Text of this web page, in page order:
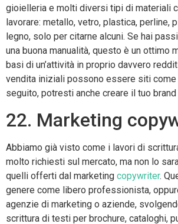
gioielleria e molti diversi tipi di materiali
lavorare: metallo, vetro, plastica, perline,
legno, solo per citarne alcuni. Se hai
una buona manualità, questo è un ottimo
basi di un’attività in proprio davvero
vendita iniziali possono essere siti come
seguito, potresti anche creare il tuo brand
22. Marketing
Abbiamo già visto come i lavori di
molto richiesti sul mercato, ma non lo
quelli offerti dal marketing copywriter.
genere come libero professionista,
agenzie di marketing o aziende,
scrittura di testi per brochure, cataloghi,